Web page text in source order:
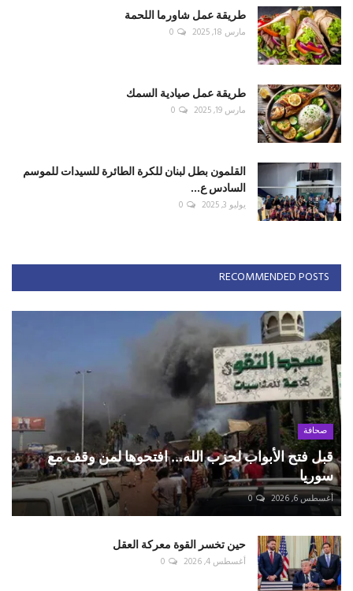
طريقة عمل شاورما اللحمة
مارس 18, 2025 0
طريقة عمل صيادية السمك
مارس 19, 2025 0
القلمون بطل لبنان للكرة الطائرة للسيدات للموسم
السادس ع...
يوليو 3, 2025 0
RECOMMENDED POSTS
صحافة
قبل فتح الأبواب لحزب الله... افتحوها لمن وقف مع
سوريا
أغسطس 6, 2026 0
حين تخسر القوة معركة العقل
أغسطس 4, 2026 0